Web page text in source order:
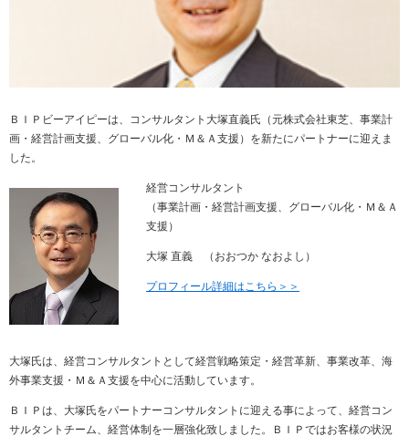
ＢＩＰビーアイピーは、コンサルタント大塚直義氏（元株式会社東芝、事業計
画・経営計画支援、グローバル化・Ｍ＆Ａ支援）を新たにパートナーに迎えま
した。
経営コンサルタント
（事業計画・経営計画支援、グローバル化・Ｍ＆Ａ
支援 ）
大塚 直義 （おおつか なおよし）
プロフィール詳細はこちら＞＞
大塚氏は、経営コンサルタントとして経営戦略策定・経営革新、事業改革、海
外事業支援・Ｍ＆Ａ支援を中心に活動しています。
ＢＩＰは、大塚氏をパートナーコンサルタントに迎える事によって、経営コン
サルタントチーム、経営体制を一層強化致しました。ＢＩＰではお客様の状況